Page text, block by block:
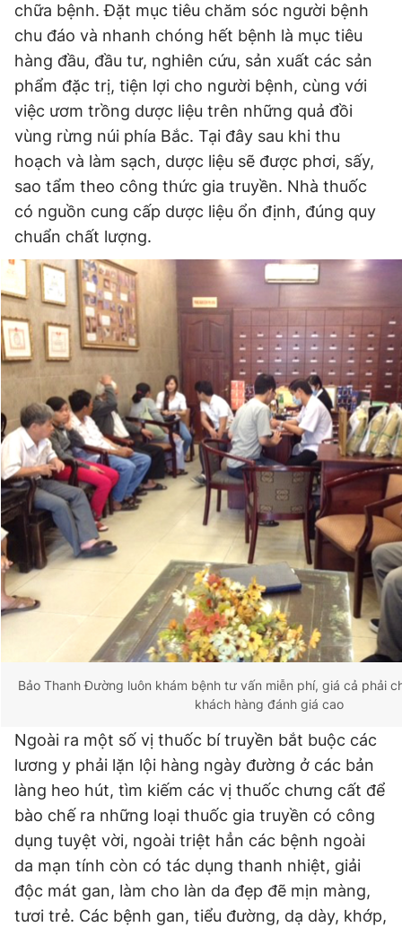
chữa bệnh. Đặt mục tiêu chăm sóc người bệnh
chu đáo và nhanh chóng hết bệnh là mục tiêu
hàng đầu, đầu tư, nghiên cứu, sản xuất các sản
phẩm đặc trị, tiện lợi cho người bệnh, cùng với
việc ươm trồng dược liệu trên những quả đồi
vùng rừng núi phía Bắc. Tại đây sau khi thu
hoạch và làm sạch, dược liệu sẽ được phơi, sấy,
sao tẩm theo công thức gia truyền. Nhà thuốc
có nguồn cung cấp dược liệu ổn định, đúng quy
chuẩn chất lượng.
Bảo Thanh Đường luôn khám bệnh tư vấn miễn phí, giá cả phải
khách hàng đánh giá cao
Ngoài ra một số vị thuốc bí truyền bắt buộc các
lương y phải lặn lội hàng ngày đường ở các bản
làng heo hút, tìm kiếm các vị thuốc chưng cất để
bào chế ra những loại thuốc gia truyền có công
dụng tuyệt vời, ngoài triệt hẳn các bệnh ngoài
da mạn tính còn có tác dụng thanh nhiệt, giải
độc mát gan, làm cho làn da đẹp đẽ mịn màng,
tươi trẻ. Các bệnh gan, tiểu đường, dạ dày, khớp,